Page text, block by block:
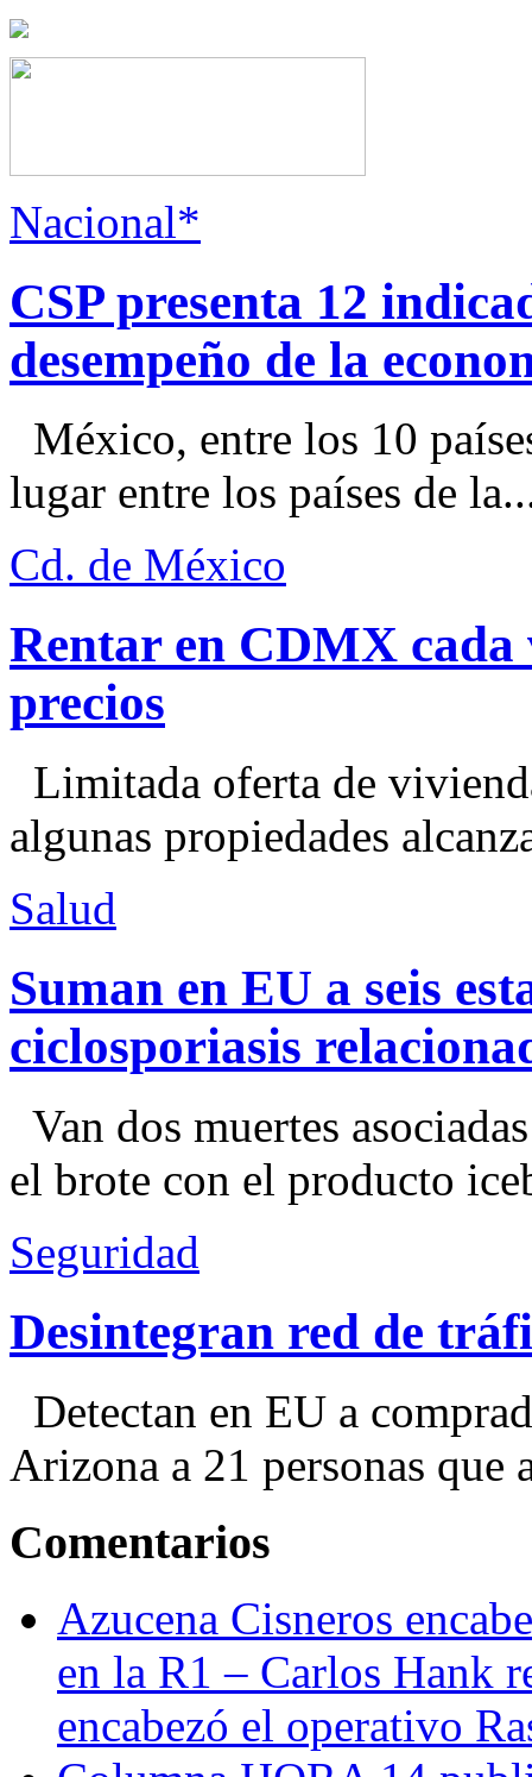
Nacional*
CSP presenta 12
desempeño de la
México, entre los 10
lugar entre los países de
Cd. de México
Rentar en CDMX cada
precios
Limitada oferta de
algunas propiedades
Salud
Suman en EU a seis
ciclosporiasis
Van dos muertes
el brote con el producto
Seguridad
Desintegran red de
Detectan en EU a
Arizona a 21 personas que
Comentarios
Azucena Cisneros
en la R1 – Carlos Hank
encabezó el operativo